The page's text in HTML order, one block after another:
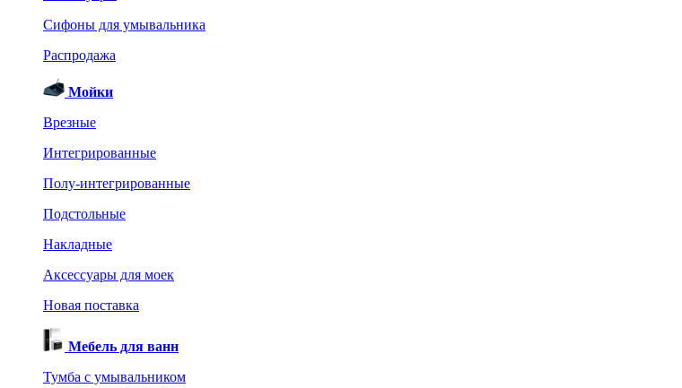
Сифоны для умывальника
Распродажа
Мойки
Врезные
Интегрированные
Полу-интегрированные
Подстольные
Накладные
Аксессуары для моек
Новая поставка
Мебель для ванн
Тумба с умывальником